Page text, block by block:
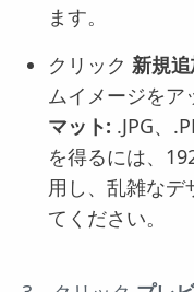
ます。
クリック 新規追
ムイメージをア
マット: .JPG、
を得るには、
用し、乱雑なデ
てください。